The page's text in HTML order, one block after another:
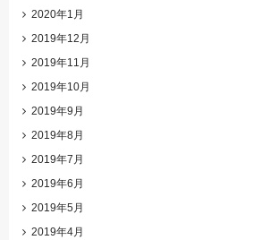
2020年1月
2019年12月
2019年11月
2019年10月
2019年9月
2019年8月
2019年7月
2019年6月
2019年5月
2019年4月